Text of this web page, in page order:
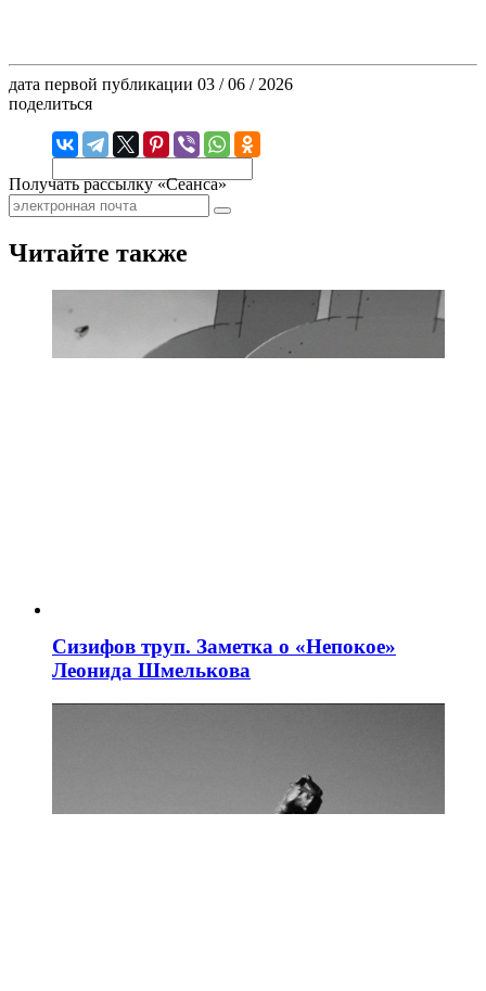
дата первой публикации 03 / 06 / 2026
поделиться
Получать рассылку «Сеанса»
Читайте также
Сизифов труп. Заметка о «Непокое»
Леонида Шмелькова